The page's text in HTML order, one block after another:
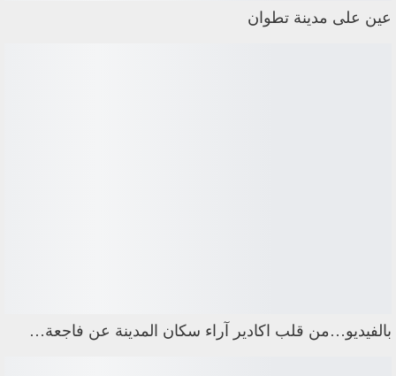
عين على مدينة تطوان
بالفيديو…من قلب اكادير آراء سكان المدينة عن فاجعة…